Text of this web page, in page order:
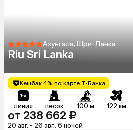
Ахунгала, Шри-Ланка
Riu Sri Lanka
Кешбэк 4% по карте Т-Банка
линия песок 100 м 122 км
от 238 662 ₽
20 авг. - 26 авг., 6 ночей